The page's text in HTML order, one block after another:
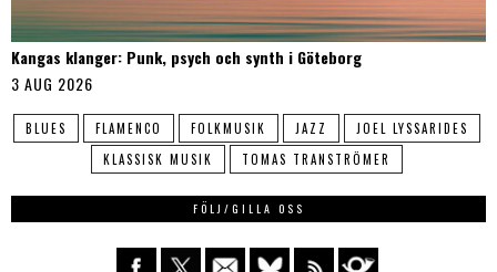
Kangas klanger: Punk, psych och synth i Göteborg
3 AUG 2026
BLUES FLAMENCO FOLKMUSIK JAZZ
JOEL LYSSARIDES
KLASSISK MUSIK
TOMAS TRANSTRÖMER
FÖLJ/GILLA OSS